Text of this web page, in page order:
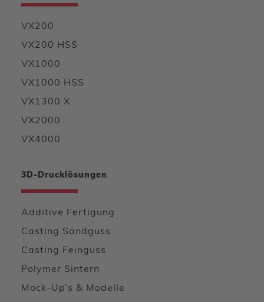
VX200
VX200 HSS
VX1000
VX1000 HSS
VX1300 X
VX2000
VX4000
3D-Drucklösungen
Additive Fertigung
Casting Sandguss
Casting Feinguss
Polymer Sintern
Mock-Up’s & Modelle